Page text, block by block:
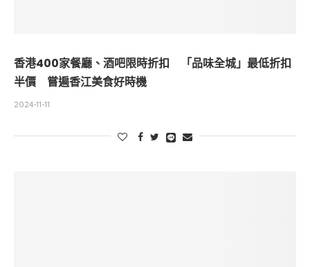
香港400家餐廳、酒吧限時折扣 「品味全城」最低折扣
半價 嘗遍香江美食好時機
2024-11-11